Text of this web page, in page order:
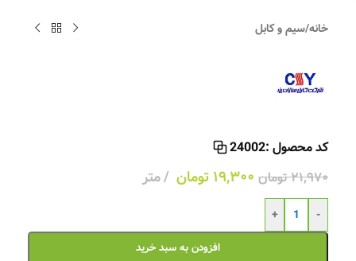
خانه/سیم و کابل
کد محصول :24002
۲۱,۹۷۰تومان ۱۹,۳۰۰ تومان متر
-
+
افزودن به سبد خرید